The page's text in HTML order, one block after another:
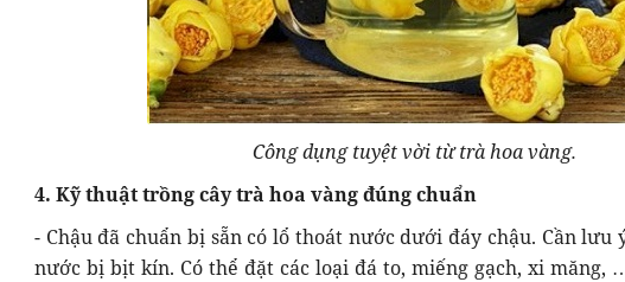
Công dụng tuyệt vời từ trà hoa vàng.
4. Kỹ thuật trồng cây trà hoa vàng đúng chuẩn
- Chậu đã chuẩn bị sẵn có lổ thoát nước dưới đáy chậu. Cần lưu
nước bị bịt kín. Có thể đặt các loại đá to, miếng gạch, xi măng,